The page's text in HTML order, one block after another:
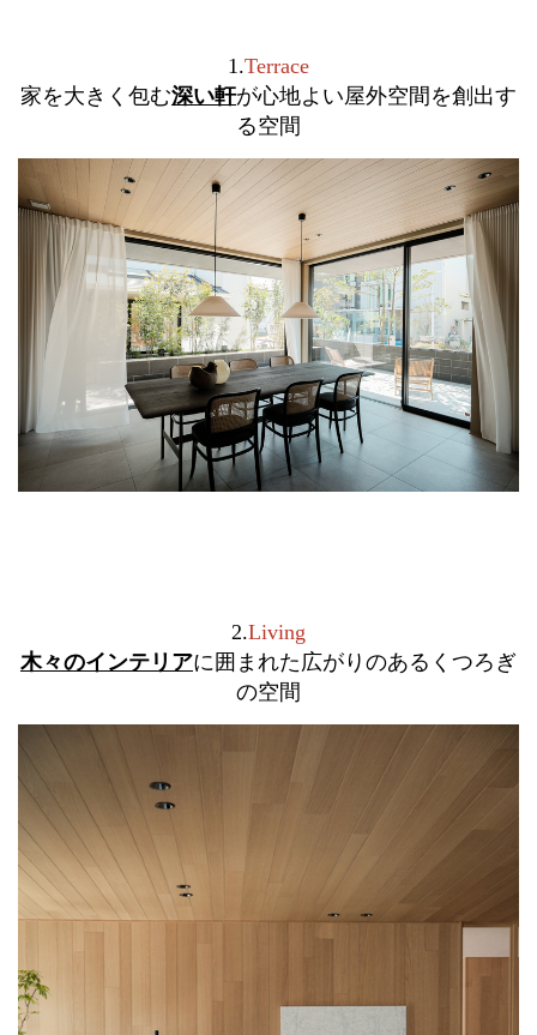
1.Terrace
家を大きく包む深い軒が心地よい屋外空間を創出す
る空間
2.Living
木々のインテリアに囲まれた広が りのあるくつろぎ
の空間